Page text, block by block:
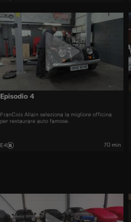
Episodio 4
FranCois Allain seleziona la migliore officina
per restaurare auto famose.
E4 70 min